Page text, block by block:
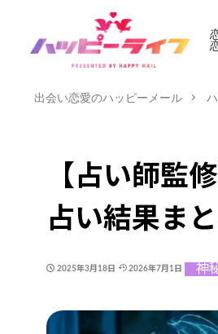
出会い恋愛のハッピーメール
【占い師監
占い結果ま
2025年3月18日 2026年7月1日 神